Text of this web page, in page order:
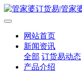
网站首页
新闻资讯
全部 订货易动态
产品介绍